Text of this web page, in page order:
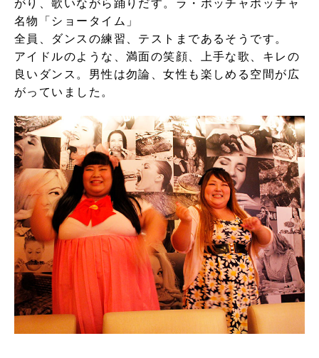
がり、歌いながら踊りだす。ラ・ポッチャポッチャ
名物「ショータイム」
全員、ダンスの練習、テストまであるそうです。
アイドルのような、満面の笑顔、上手な歌、キレの
良いダンス。男性は勿論、女性も楽しめる空間が広
がっていました。